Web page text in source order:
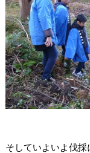
そしていよいよ伐